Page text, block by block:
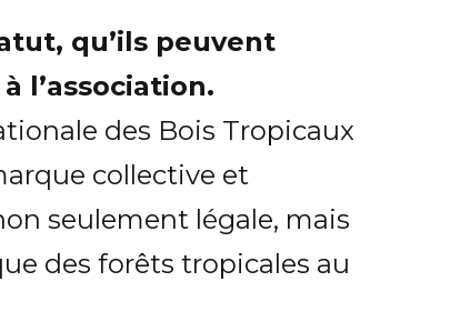
qu’ils peuvent
l’association.
des Bois Tropicaux
collective et
seulement légale, mais
des forêts tropicales au